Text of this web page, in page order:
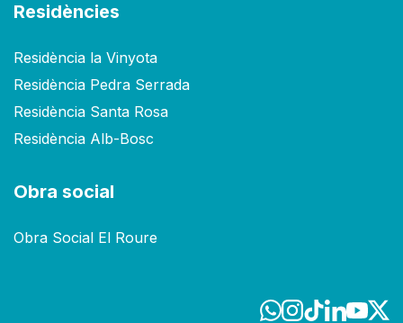
Residències
Residència la Vinyota
Residència Pedra Serrada
Residència Santa Rosa
Residència Alb-Bosc
Obra social
Obra Social El Roure